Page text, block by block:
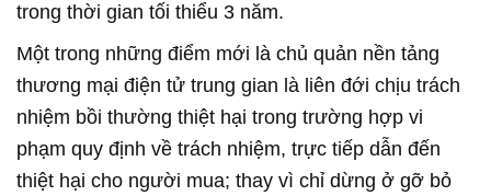
trong thời gian tối thiểu 3 năm.
Một trong những điểm mới là chủ quản nền tảng
thương mại điện tử trung gian là liên đới chịu trách
nhiệm bồi thường thiệt hại trong trường hợp vi
phạm quy định về trách nhiệm, trực tiếp dẫn đến
thiệt hại cho người mua; thay vì chỉ dừng ở gỡ bỏ